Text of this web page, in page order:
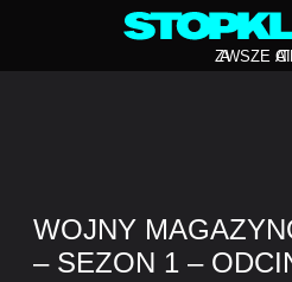
ZAWSZE A
WOJNY
– SEZON 1 –